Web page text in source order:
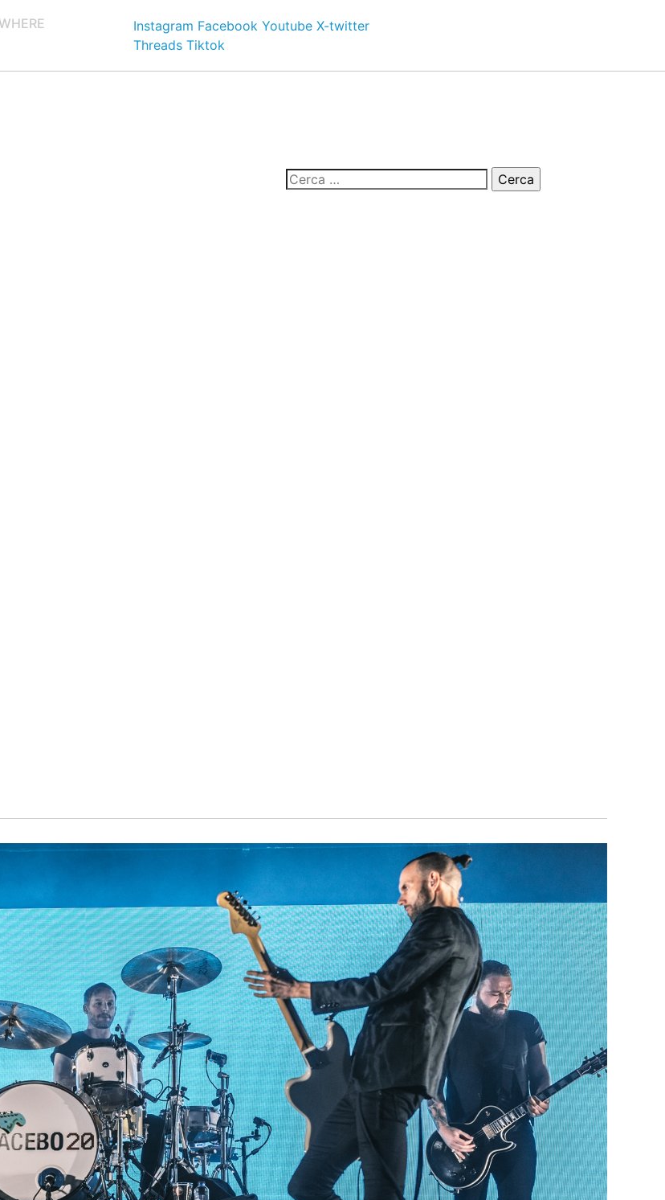
Instagram Facebook Youtube X-twitter
Threads Tiktok